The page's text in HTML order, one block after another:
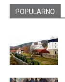
POPULARNO